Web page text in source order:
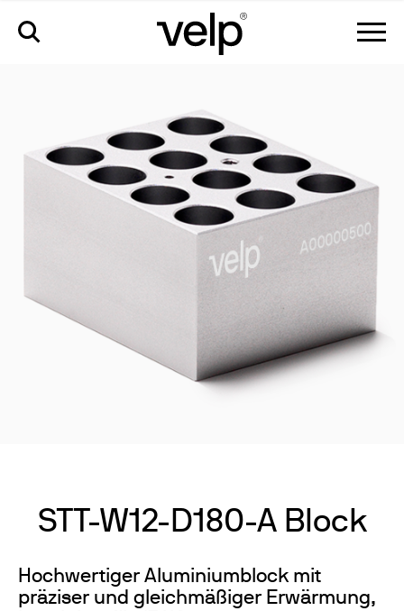
STT-W12-D180-A Block
Hochwertiger Aluminiumblock mit
präziser und gleichmäßiger Erwärmung,